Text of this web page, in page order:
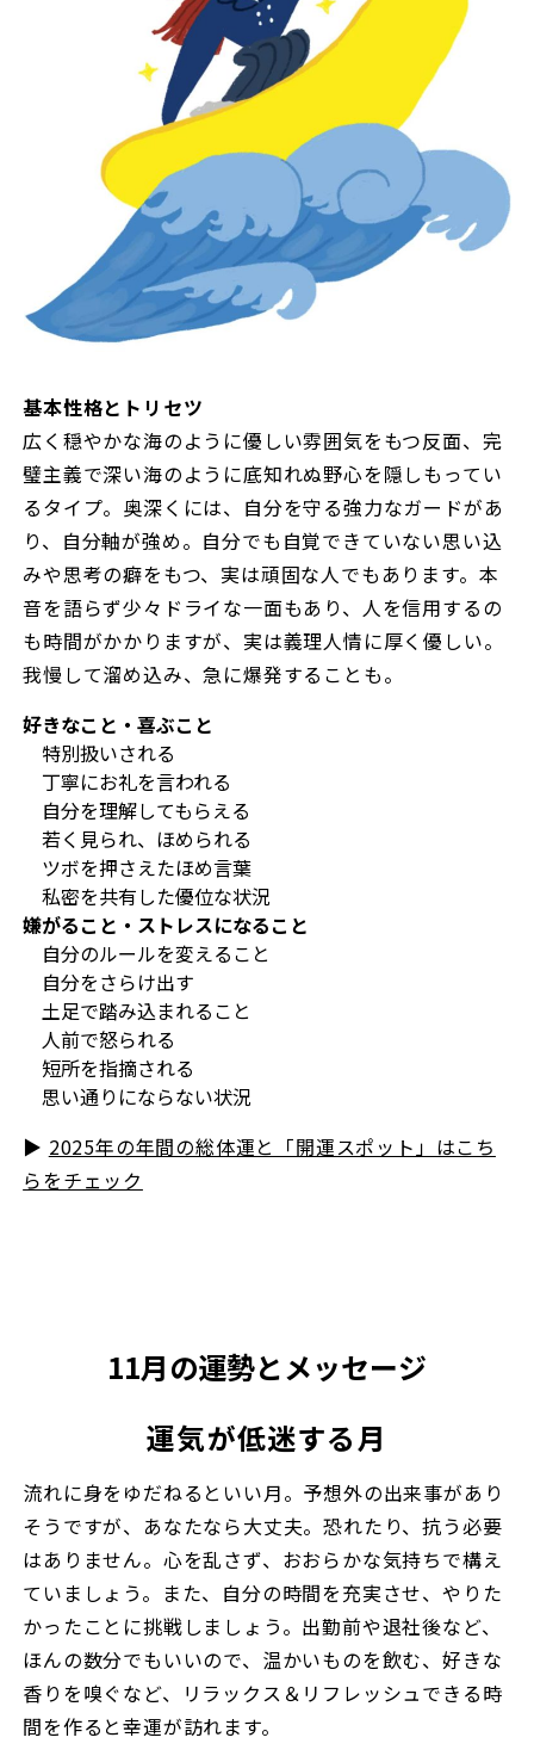
基本性格とトリセツ
広く穏やかな海のように優しい雰囲気をもつ反面、完
璧主義で深い海のように底知れぬ野心を隠しもってい
るタイプ。奥深くには、自分を守る強力なガードがあ
り、自分軸が強め。自分でも自覚できていない思い込
みや思考の癖をもつ、実は頑固な人でもあります。本
音を語らず少々ドライな一面もあり、人を信用するの
も時間がかかりますが、実は義理人情に厚く優しい。
我慢して溜め込み、急に爆発することも。
好きなこと・喜ぶこと
特別扱いされる
丁寧にお礼を言われる
自分を理解してもらえる
若く見られ、ほめられる
ツボを押さえたほめ言葉
私密を共有した優位な状況
嫌がること・ストレスになること
自分のルールを変えること
自分をさらけ出す
土足で踏み込まれること
人前で怒られる
短所を指摘される
思い通りにならない状況
▶︎ 2025年の年間の総体運と「開運スポット」はこち
らをチェック
11月の運勢とメッセージ
運気が低迷する月
流れに身をゆだねるといい月。予想外の出来事があり
そうですが、あなたなら大丈夫。恐れたり、抗う必要
はありません。心を乱さず、おおらかな気持ちで構え
ていましょう。また、自分の時間を充実させ、やりた
かったことに挑戦しましょう。出勤前や退社後など、
ほんの数分でもいいので、温かいものを飲む、好きな
香りを嗅ぐなど、リラックス＆リフレッシュできる時
間を作ると幸運が訪れます。